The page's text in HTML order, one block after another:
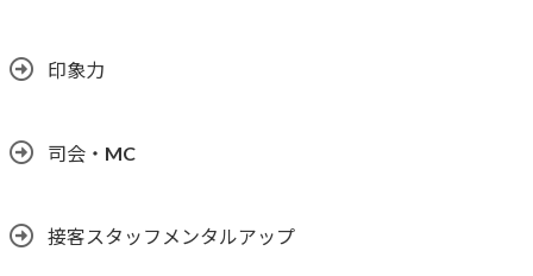
印象力
司会・MC
接客スタッフメンタルアップ